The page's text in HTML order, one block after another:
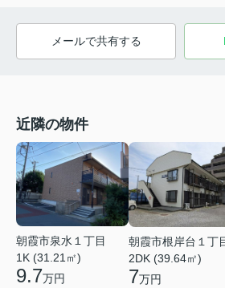
メールで共有する
近隣の物件
朝霞市泉水１丁目
1K (31.21㎡)
9.7万円
朝霞市根岸台１丁
2DK (39.64㎡)
7万円